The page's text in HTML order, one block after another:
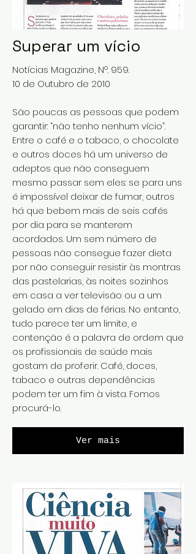
Superar um vício
Notícias Magazine, Nº. 959.
10 de Outubro de 2010
São poucas as pessoas que podem
garantir: “não tenho nenhum vício”.
Entre o café e o tabaco, o chocolate
e outros doces há um universo de
adeptos que não conseguem
mesmo passar sem eles: se para uns
é impossível deixar de fumar, outros
há que bebem mais de seis cafés
por dia para se manterem
acordados. Um sem número de
pessoas não consegue fazer dieta
por não conseguir resistir às montras
das pastelarias, às noites sozinhos
em casa a ver televisão ou a um
gelado em dias de férias. No entanto,
tudo parece ter um limite, e
contenção é a palavra de ordem que
os profissionais de saúde mais
gostam de proferir. Café, doces,
tabaco e outras dependências
podem ter um fim à vista. Fomos
procurá-lo.
Ver mais